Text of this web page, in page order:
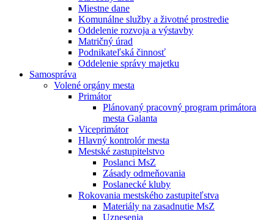
Miestne dane
Komunálne služby a životné prostredie
Oddelenie rozvoja a výstavby
Matričný úrad
Podnikateľská činnosť
Oddelenie správy majetku
Samospráva
Volené orgány mesta
Primátor
Plánovaný pracovný program primátora
mesta Galanta
Viceprimátor
Hlavný kontrolór mesta
Mestské zastupitelstvo
Poslanci MsZ
Zásady odmeňovania
Poslanecké kluby
Rokovania mestského zastupiteľstva
Materiály na zasadnutie MsZ
Uznesenia